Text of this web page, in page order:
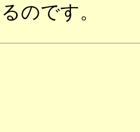
のです。